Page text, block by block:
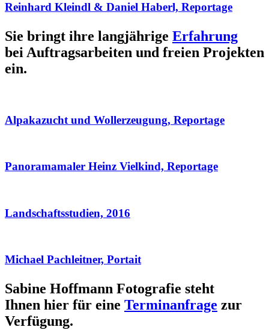
Reinhard Kleindl & Daniel Haberl, Reportage
Sie bringt ihre langjährige Erfahrung
bei Auftragsarbeiten und freien Projekten
ein.
Alpakazucht und Wollerzeugung, Reportage
Panoramamaler Heinz Vielkind, Reportage
Landschaftsstudien, 2016
Michael Pachleitner, Portait
Sabine Hoffmann Fotografie steht
Ihnen hier für eine Terminanfrage zur
Verfügung.